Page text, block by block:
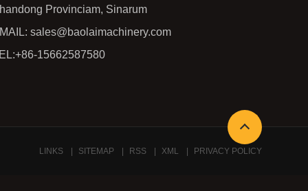
Provinciam, Sinarum
sales@baolaimachinery.com
+86-15662587580
LINKS SITEMAP RSS XML PRIVACY POLICY